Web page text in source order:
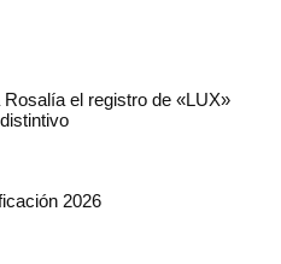
el registro de «LUX»
2026